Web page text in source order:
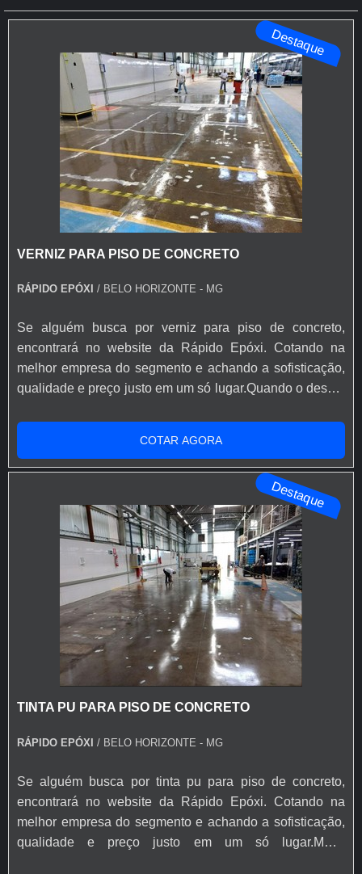
Destaque
VERNIZ PARA PISO DE CONCRETO
RÁPIDO EPÓXI / BELO HORIZONTE - MG
Se alguém busca por verniz para piso de concreto,
encontrará no website da Rápido Epóxi. Cotando na
melhor empresa do segmento e achando a sofisticação,
qualidade e preço justo em um só lugar.Quando o desejo
cliente poderá encontrar excelente custo-benefício com
soluções eficazes para acessórios e ferramentas para
aplicação de base epóxi.MAIS INFORMAÇÕES SOBRE
COTAR AGORA
Destaque
TINTA PU PARA PISO DE CONCRETO
RÁPIDO EPÓXI / BELO HORIZONTE - MG
Se alguém busca por tinta pu para piso de concreto,
encontrará no website da Rápido Epóxi. Cotando na
melhor empresa do segmento e achando a sofisticação,
qualidade e preço justo em um só lugar.MAIS